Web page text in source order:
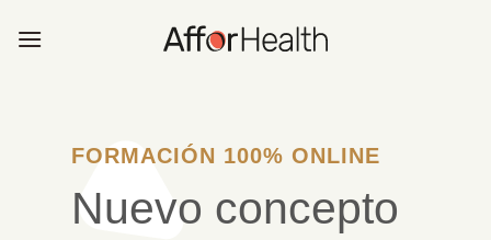
FORMACIÓN 100% ONLINE
Nuevo concepto